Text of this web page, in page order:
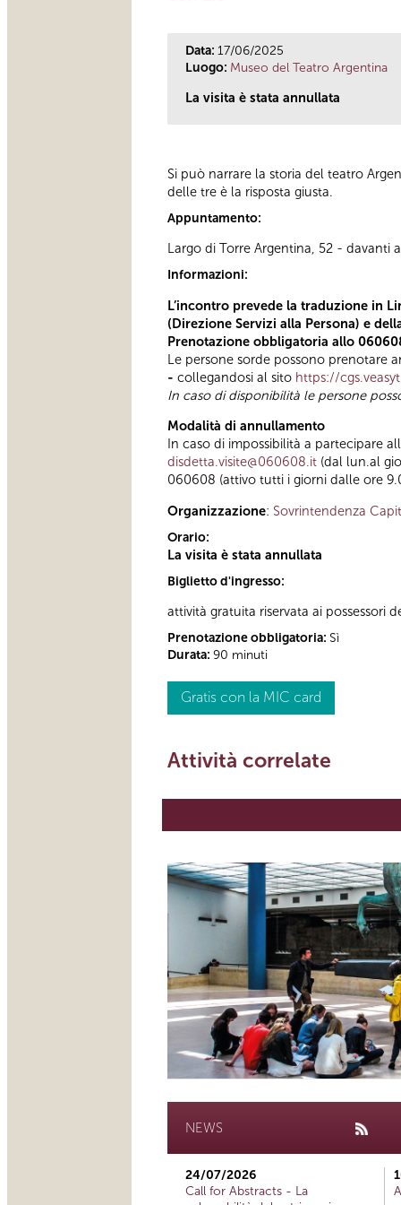
Data: 17/06/2025
Luogo: Museo del Teatro Argentina
La visita è stata annullata
Si può narrare la storia del teatro
delle tre è la risposta giusta.
Appuntamento:
Largo di Torre Argentina, 52 - davanti
Informazioni:
L’incontro prevede la traduzione in
(Direzione Servizi alla Persona) e
Prenotazione obbligatoria allo
Le persone sorde possono prenotare
- collegandosi al sito https://
In caso di disponibilità le persone
Modalità di annullamento
In caso di impossibilità a partecipare
disdetta.visite@060608.it (dal lun.al
060608 (attivo tutti i giorni dalle ore
Organizzazione: Sovrintendenza
Orario:
La visita è stata annullata
Biglietto d'ingresso:
attività gratuita riservata ai possessori
Prenotazione obbligatoria: Sì
Durata: 90 minuti
Gratis con la MIC card
Attività correlate
NEWS
24/07/2026
Call for Abstracts - La